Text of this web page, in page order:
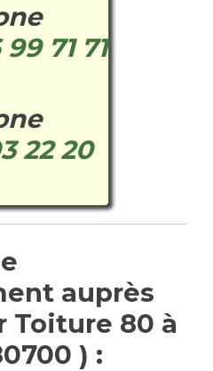
71 71
22 20
auprès
Toiture 80 à
) :